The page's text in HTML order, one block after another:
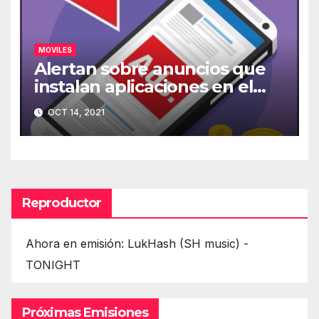
MOVILES
Alertan sobre anuncios que
instalan aplicaciones en el
móvil
OCT 14, 2021
Reproductor
Ahora en emisión: LukHash (SH music) -
TONIGHT
Próximas Emisiones